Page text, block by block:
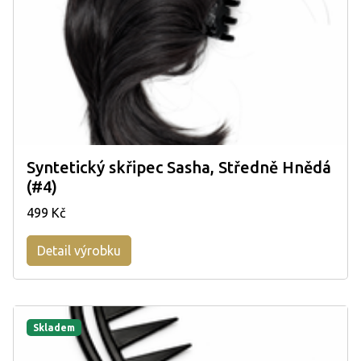
Syntetický skřipec Sasha, Středně Hnědá
(#4)
499 Kč
Detail výrobku
Skladem